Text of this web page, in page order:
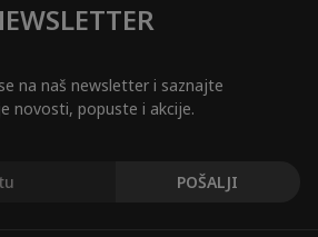
na naš newsletter i saznajte
novosti, popuste i akcije.